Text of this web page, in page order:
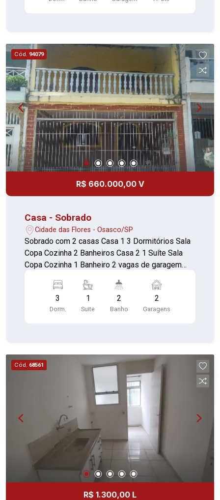
Cód. 94079
R$ 660.000,00 V
Casa - Sobrado
Cidade das Flores - Osasco/SP
Sobrado com 2 casas Casa 1 3 Dormitórios Sala
Copa Cozinha 2 Banheiros Casa 2 1 Suíte Sala
Copa Cozinha 1 Banheiro 2 vagas de garagem
3
Dorm.
1
Suite
2
Banho
2
Garagens
Cód. 68561
R$ 1.300,00 L